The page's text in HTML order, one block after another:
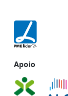
Apoio